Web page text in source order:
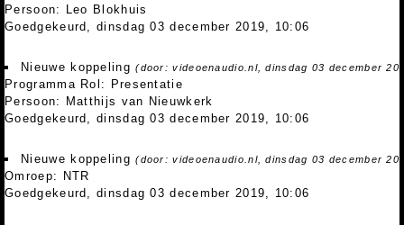
Persoon: Leo Blokhuis
Goedgekeurd, dinsdag 03 december 2019, 10:06
Nieuwe koppeling(door: videoenaudio.nl, dinsdag 03 december
Programma Rol: Presentatie
Persoon: Matthijs van Nieuwkerk
Goedgekeurd, dinsdag 03 december 2019, 10:06
Nieuwe koppeling(door: videoenaudio.nl, dinsdag 03 december
Omroep: NTR
Goedgekeurd, dinsdag 03 december 2019, 10:06